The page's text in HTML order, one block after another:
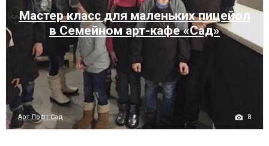
Мастер класс для маленьких пицейол
в Семейном арт-кафе «Сад»
Арт Лофт Сад 8